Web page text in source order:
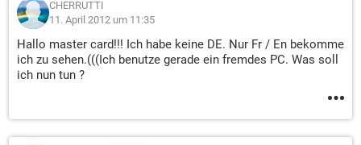
CHERRUTTI
11. April 2012 um 11:35
Hallo master card!!! Ich habe keine DE. Nur Fr / En bekomme
ich zu sehen.(((Ich benutze gerade ein fremdes PC. Was soll
ich nun tun ?